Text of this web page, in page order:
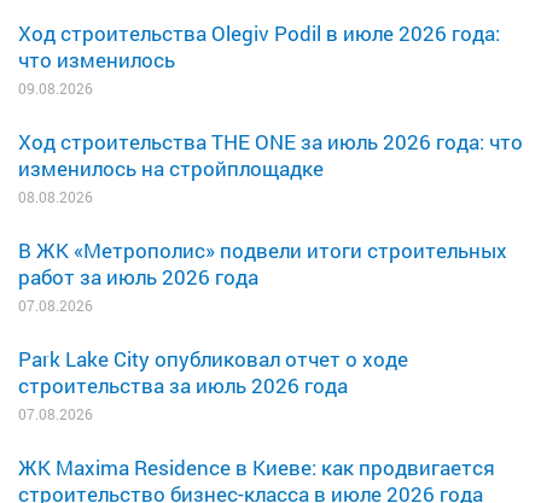
Ход строительства Olegiv Podil в июле 2026 года:
что изменилось
09.08.2026
Ход строительства THE ONE за июль 2026 года: что
изменилось на стройплощадке
08.08.2026
В ЖК «Метрополис» подвели итоги строительных
работ за июль 2026 года
07.08.2026
Park Lake City опубликовал отчет о ходе
строительства за июль 2026 года
07.08.2026
ЖК Maxima Residence в Киеве: как продвигается
строительство бизнес-класса в июле 2026 года